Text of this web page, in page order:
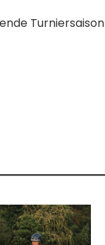
Turniersaison